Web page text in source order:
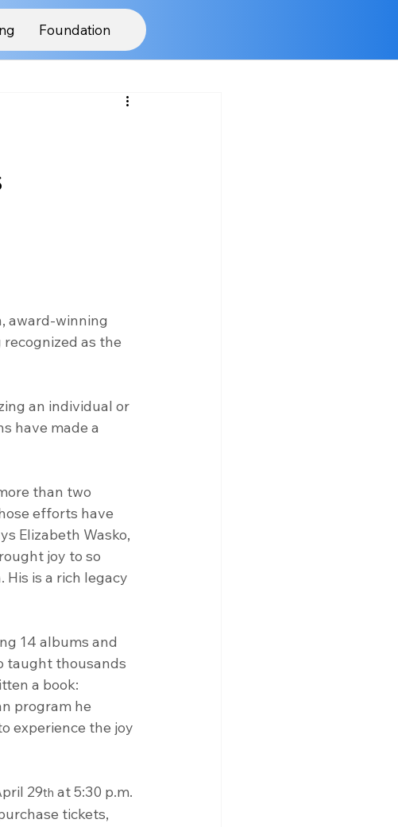
Foundation
award-winning
as the
an individual or
have made a
than two
efforts have
Elizabeth Wasko,
joy to so
is a rich legacy
14 albums and
taught thousands
a book:
program he
experience the joy
29th at 5:30 p.m.
tickets,